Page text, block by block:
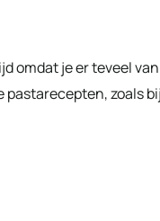
omdat je er teveel
zoals